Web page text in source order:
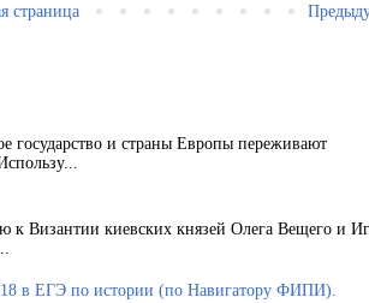
страница
государство и страны Европы переживают
к Византии киевских князей Олега Вещего и
в ЕГЭ по истории (по Навигатору ФИПИ).